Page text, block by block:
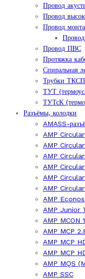
Провод
Провод
Провод
Провод ПВС
Протяжка
Спиральная
Трубки ТКСП
ТУТ
ТУТсК
Разъёмы, колодки
AMASS-
AMP
AMP
AMP
AMP
AMP
AMP
AMP
AMP Junior
AMP MCON
AMP MCP
AMP MCP
AMP MCP
AMP MQS
AMP SSC